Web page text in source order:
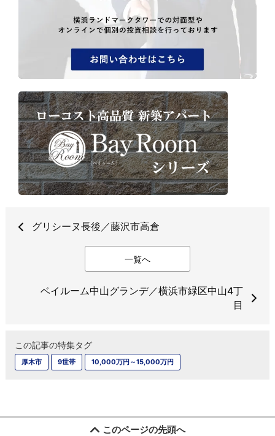
グリシーヌ長後／藤沢市高倉
一覧へ
ベイルーム中山グランデ／横浜市緑区中山4丁
目
この記事の特集タグ
厚木市 9世帯 10,000万円～15,000万円
このページの先頭へ